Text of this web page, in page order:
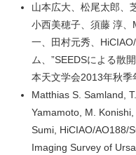
山本広大、松尾太郎、
小西美穂子、須藤 淳
一、田村元秀、
ム、”SEEDSによる散
本天文学会2013年秋季
Matthias S. Samland,
Yamamoto, M.
Sumi, HiCIAO/AO188/
Imaging Survey of